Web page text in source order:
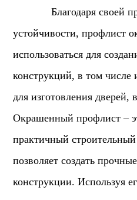
Благодаря своей
устойчивости, профлист
использоваться для
конструкций, в том числе
для изготовления дверей,
Окрашенный профлист –
практичный
позволяет создать
конструкции. Используя